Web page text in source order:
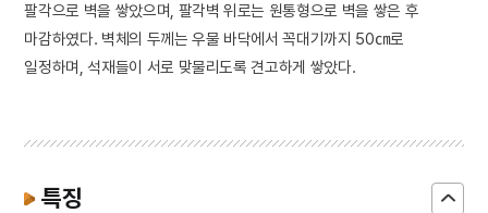
팔각으로 벽을 쌓았으며, 팔각벽 위로는 원통형으로 벽을 쌓은 후
마감하였다. 벽체의 두께는 우물 바닥에서 꼭대기까지 50㎝로
일정하며, 석재들이 서로 맞물리도록 견고하게 쌓았다.
특징